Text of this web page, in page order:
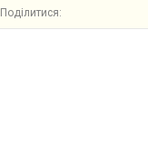
Поділитися: